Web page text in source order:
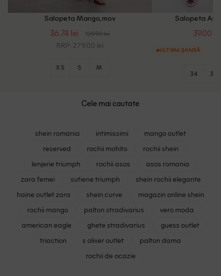
Salopeta Mango, mov
36.74 lei 129.90 lei
RRP: 279.00 lei
XS S M
Salopeta
39.00
ULTIMA ȘANSĂ
34 36
Cele mai cautate
shein romania intimissimi
mango outlet
reserved
rochii mohito
rochii shein
lenjerie triumph
rochii asos
asos romania
zara femei
sutiene triumph
shein rochii elegante
haine outlet zara
shein curve
magazin online shein
rochii mango
palton stradivarius
vero moda
american eagle
ghete stradivarius
guess outlet
triaction
s oliver outlet
palton dama
rochii de ocazie